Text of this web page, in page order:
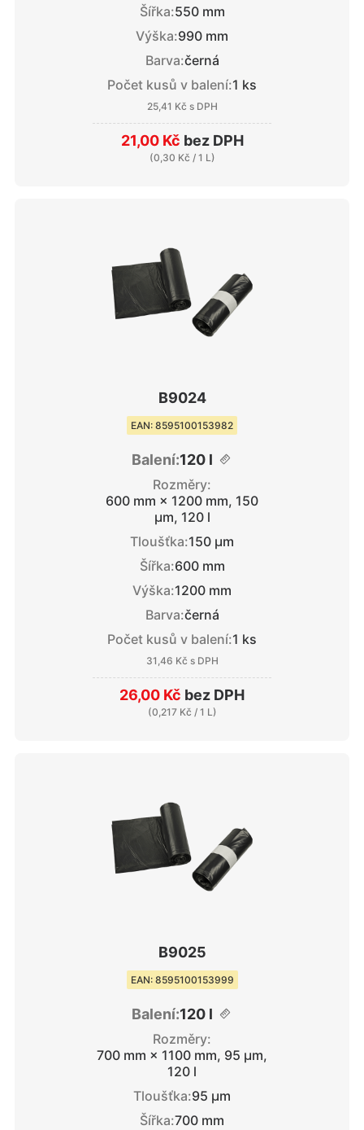
Šířka:550 mm
Výška:990 mm
Barva:černá
Počet kusů v balení:1 ks
25,41 Kč s DPH
21,00 Kč bez DPH
(0,30 Kč / 1 L)
B9024
EAN: 8595100153982
Balení:120 l
Rozměry:
600 mm × 1200 mm, 150
μm, 120 l
Tloušťka:150 μm
Šířka:600 mm
Výška:1200 mm
Barva:černá
Počet kusů v balení:1 ks
31,46 Kč s DPH
26,00 Kč bez DPH
(0,217 Kč / 1 L)
B9025
EAN: 8595100153999
Balení:120 l
Rozměry:
700 mm × 1100 mm, 95 μm,
120 l
Tloušťka:95 μm
Šířka:700 mm